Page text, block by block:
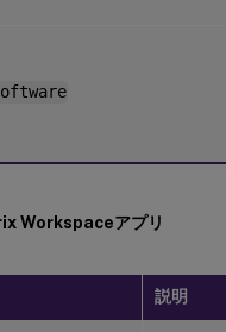
Workspaceアプリ
説明